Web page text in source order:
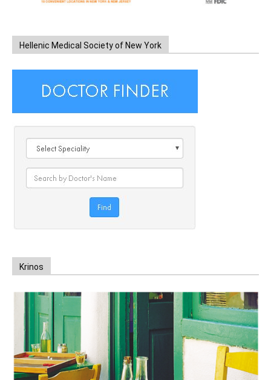
Hellenic Medical Society of New York
Krinos